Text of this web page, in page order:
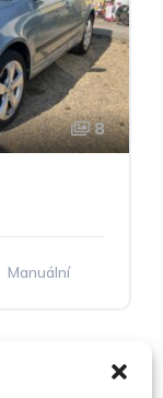
8
Manuální